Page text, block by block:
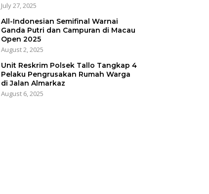
July 27, 2025
All-Indonesian Semifinal Warnai
Ganda Putri dan Campuran di Macau
Open 2025
August 2, 2025
Unit Reskrim Polsek Tallo Tangkap 4
Pelaku Pengrusakan Rumah Warga
di Jalan Almarkaz
August 6, 2025